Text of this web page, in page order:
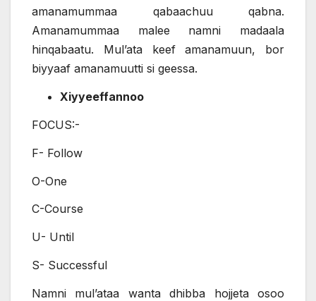
amanamummaa qabaachuu qabna.
Amanamummaa malee namni madaala
hinqabaatu. Mul’ata keef amanamuun, bor
biyyaaf amanamuutti si geessa.
Xiyyeeffannoo
FOCUS:-
F- Follow
O-One
C-Course
U- Until
S- Successful
Namni mul’ataa wanta dhibba hojjeta osoo